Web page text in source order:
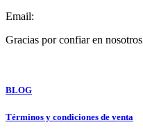
Email:
Gracias por confiar en nosotros
BLOG
Términos y condiciones de venta